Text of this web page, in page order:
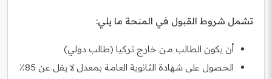
تشمل شروط القبول في المنحة ما يلي:
أن يكون الطالب من خارج تركيا (طالب دولي)
الحصول على شهادة الثانوية العامة بمعدل لا يقل عن 85٪